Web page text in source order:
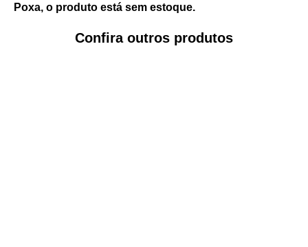
Poxa, o produto está sem estoque.
Confira outros produtos